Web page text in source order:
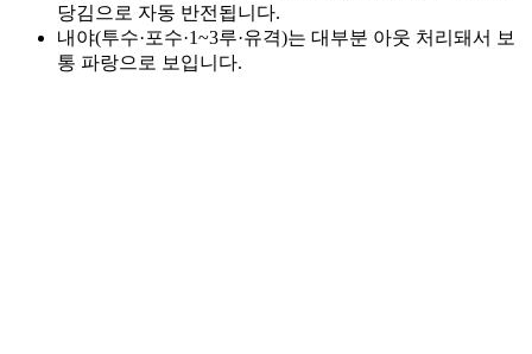
당김으로 자동 반전됩니다.
내야(투수·포수·1~3루·유격)는 대부분 아웃 처리돼서 보
통 파랑으로 보입니다.